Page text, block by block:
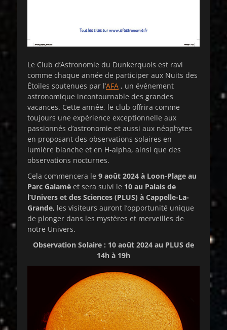
Le Club d’Astronomie du Dunkerquois est ravi
comme chaque année de participer aux Nuits des
Étoiles soutenues par l’AFA , un événement
astronomique incontournable des grandes
vacances. Cette année, le club offrira comme
toujours une expérience exceptionnelle aux
passionnés d’astronomie et aussi aux néophytes
en proposant des observations solaires en
lumière blanche et en H-alpha, ainsi que des
observations nocturnes.
Cela commencera le 9 août 2024 à Loon-Plage au
Parc Galamé et sera suivi le 10 au Palais de
l’Univers et des Sciences (PLUS) à Cappelle-La-
Grande, les visiteurs auront l’opportunité unique
de plonger dans les mystères et merveilles de
notre Univers.
Observation Solaire : 10 août 2024 au PLUS de
14h à 19h